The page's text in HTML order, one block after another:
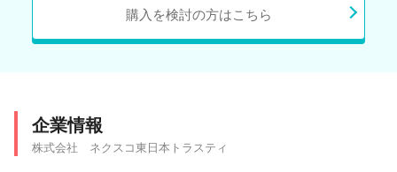
購入を検討の方はこちら
企業情報
株式会社 ネクスコ東日本トラスティ